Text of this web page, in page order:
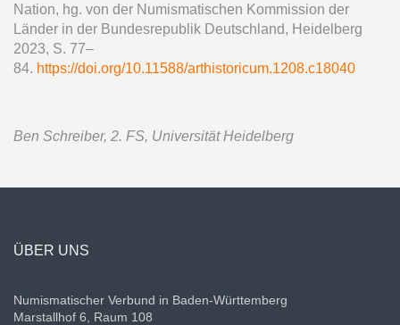
Nation, hg. von der Numismatischen Kommission der
Länder in der Bundesrepublik Deutschland, Heidelberg
2023, S. 77–
84. https://doi.org/10.11588/arthistoricum.1208.c18040
Ben Schreiber, 2. FS, Universität Heidelberg
ÜBER UNS
Numismatischer Verbund in Baden-Württemberg
Marstallhof 6, Raum 108